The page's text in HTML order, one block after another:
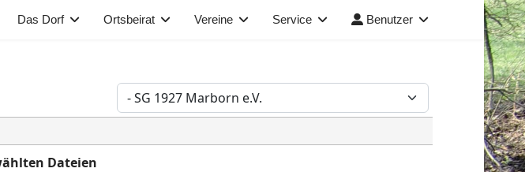
Das Dorf Ortsbeirat Vereine Service Benutzer
Dateien